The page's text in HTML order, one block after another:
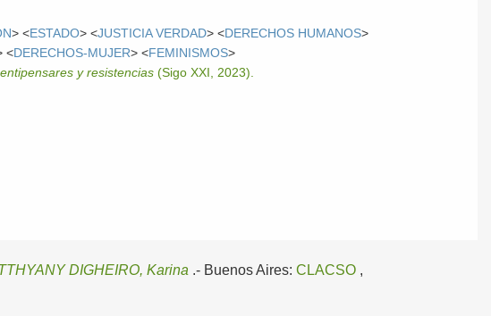
> <ESTADO> <JUSTICIA VERDAD> <DERECHOS HUMANOS>
<DERECHOS-MUJER> <FEMINISMOS>
y resistencias (Sigo XXI, 2023).
DIGHEIRO, Karina .- Buenos Aires:CLACSO ,